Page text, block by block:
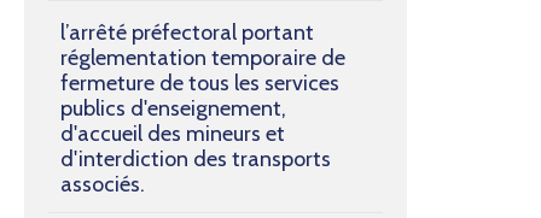
l’arrêté préfectoral portant
réglementation temporaire de
fermeture de tous les services
publics d'enseignement,
d'accueil des mineurs et
d'interdiction des transports
associés.